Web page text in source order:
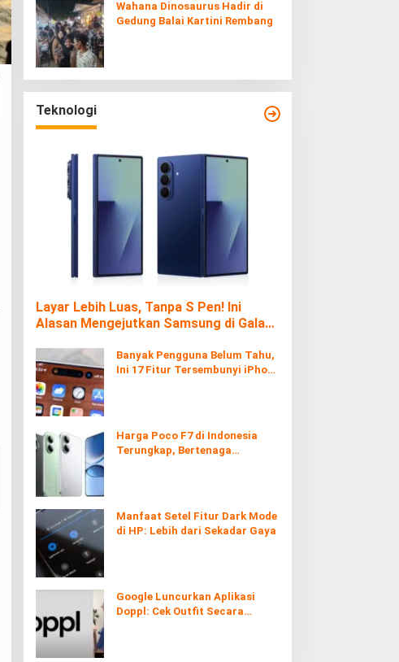
Wahana Dinosaurus Hadir di
Gedung Balai Kartini Rembang
Teknologi
Layar Lebih Luas, Tanpa S Pen! Ini
Alasan Mengejutkan Samsung di Galaxy
Banyak Pengguna Belum Tahu,
Ini 17 Fitur Tersembunyi iPhone
Harga Poco F7 di Indonesia
Terungkap, Bertenaga
Manfaat Setel Fitur Dark Mode
di HP: Lebih dari Sekadar Gaya
Google Luncurkan Aplikasi
Doppl: Cek Outfit Secara